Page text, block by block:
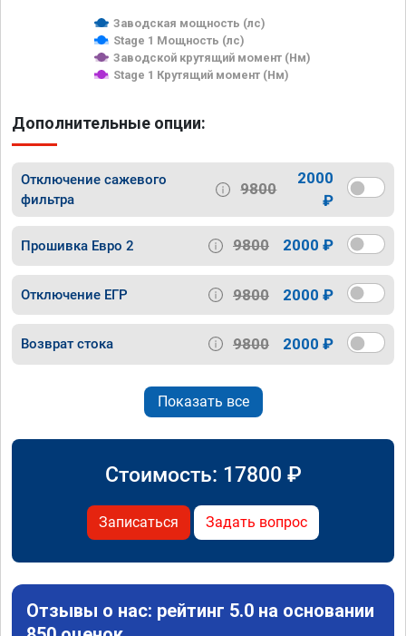
Заводская мощность (лс)
Stage 1 Мощность (лс)
Заводской крутящий момент (Нм)
Stage 1 Крутящий момент (Нм)
Дополнительные опции:
Отключение сажевого
фильтра
9800
2000
₽
Прошивка Евро 2 9800 2000 ₽
Отключение ЕГР 9800 2000 ₽
Возврат стока 9800 2000 ₽
Показать все
Стоимость: 17800 ₽
Записаться Задать вопрос
Отзывы о нас: рейтинг 5.0 на основании